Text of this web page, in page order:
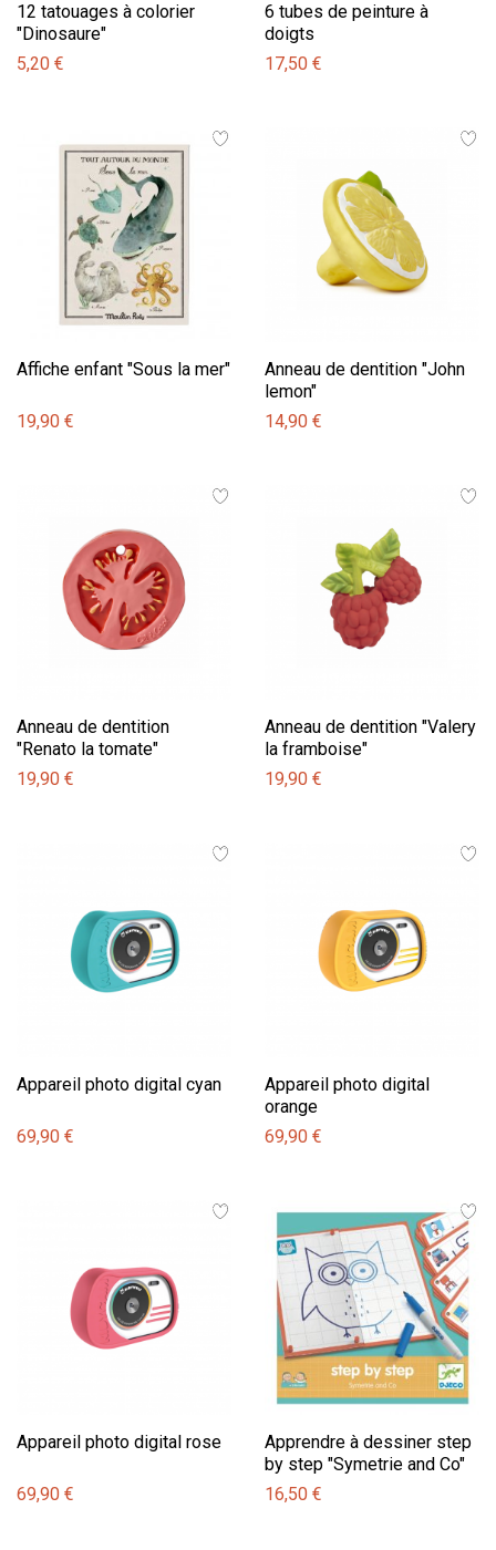
12 tatouages à colorier
"Dinosaure"
5,20 €
6 tubes de peinture à
doigts
17,50 €
Affiche enfant "Sous la mer"
19,90 €
Anneau de dentition "John
lemon"
14,90 €
Anneau de dentition
"Renato la tomate"
19,90 €
Anneau de dentition "Valery
la framboise"
19,90 €
Appareil photo digital cyan
69,90 €
Appareil photo digital
orange
69,90 €
Appareil photo digital rose
69,90 €
Apprendre à dessiner step
by step "Symetrie and Co"
16,50 €